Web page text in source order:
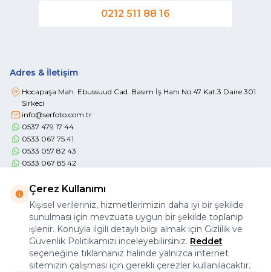
0212 511 88 16
Adres & İletişim
Hocapaşa Mah. Ebussuud Cad. Basım İş Hanı No:47 Kat:3 Daire:301
Sirkeci
info@serfoto.com.tr
0537 479 17 44
0533 067 75 41
0533 057 82 43
0533 067 85 42
Önemli Bilgiler
Hızlı Erişim
Çerez Kullanımı
Kişisel verileriniz, hizmetlerimizin daha iyi bir şekilde
sunulması için mevzuata uygun bir şekilde toplanıp
işlenir. Konuyla ilgili detaylı bilgi almak için Gizlilik ve
Güvenlik Politikamızı inceleyebilirsiniz. Reddet
seçeneğine tıklamanız halinde yalnızca internet
sitemizin çalışması için gerekli çerezler kullanılacaktır.